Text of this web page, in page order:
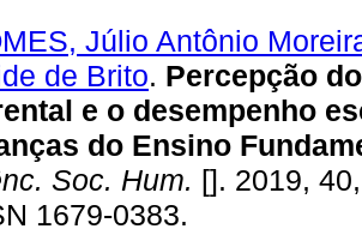
Júlio Antônio
de Brito. Percepção
e o desempenho
do Ensino
Soc. Hum. []. 2019,
1679-0383.